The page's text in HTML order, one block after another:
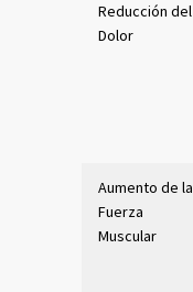
Reducción del
Dolor
Aumento de la
Fuerza
Muscular